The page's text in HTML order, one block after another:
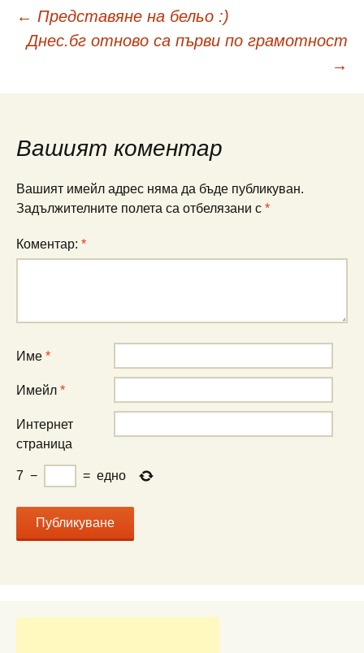
Навигация
в
публикациите
← Представяне на бельо :)
Днес.бг отново са първи по грамотност
→
Вашият коментар
Вашият имейл адрес няма да бъде публикуван.
Задължителните полета са отбелязани с *
Коментар: *
Име *
Имейл *
Интернет
страница
7 − = едно